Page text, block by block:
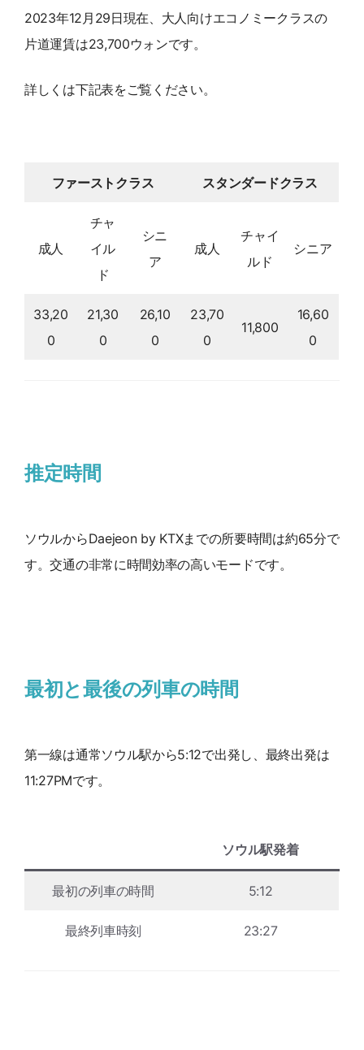
2023年12月29日現在、大人向けエコノミークラスの
片道運賃は23,700ウォンです。
詳しくは下記表をご覧ください。
ファーストクラス スタンダードクラス
成人
チャ
イル
ド
シニ
ア
成人
チャイ
ルド
シニア
33,20
0
21,30
0
26,10
0
23,70
0
11,800
16,60
0
推定時間
ソウルからDaejeon by KTXまでの所要時間は約65分で
す。交通の非常に時間効率の高いモードです。
最初と最後の列車の時間
第一線は通常ソウル駅から5:12で出発し、最終出発は
11:27PMです。
ソウル駅発着
最初の列車の時間 5:12
最終列車時刻 23:27